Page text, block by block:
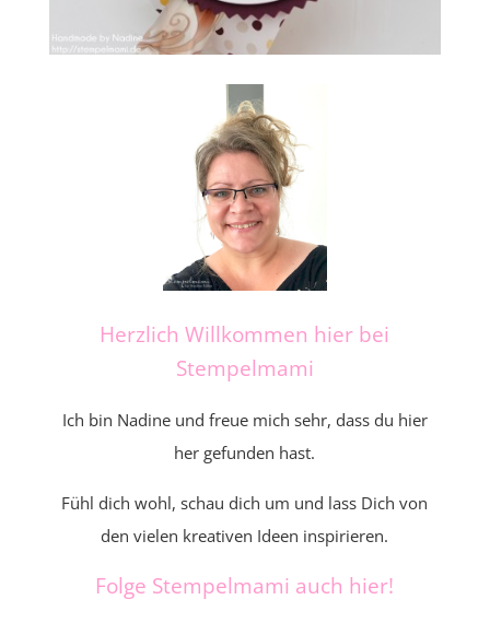
Herzlich Willkommen hier bei
Stempelmami
Ich bin Nadine und freue mich sehr, dass du hier
her gefunden hast.
Fühl dich wohl, schau dich um und lass Dich von
den vielen kreativen Ideen inspirieren.
Folge Stempelmami auch hier!